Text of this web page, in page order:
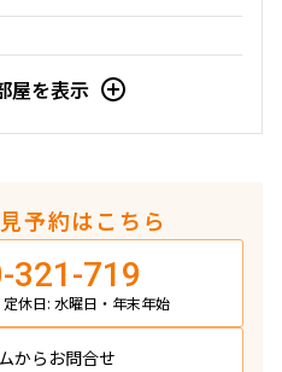
円
㎡
貸 駅近 フリーレント
追加
屋を表示
予約はこちら
321-719
休日: 水曜日・年末年始
からお問合せ